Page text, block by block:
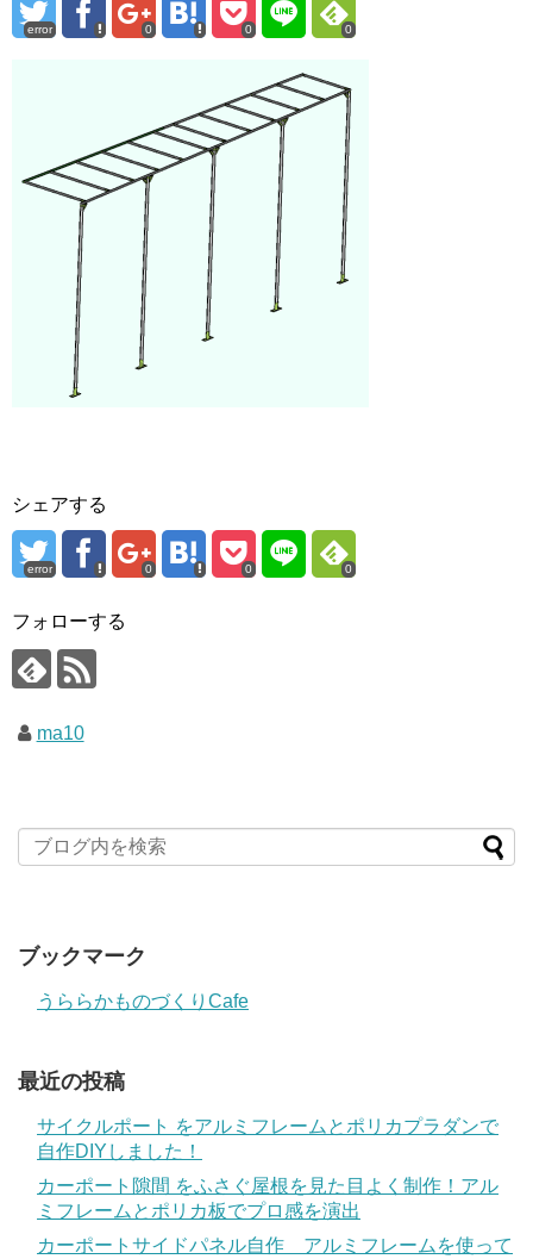
error 0 0 0
シェアする
error 0 0 0
フォローする
ma10
ブックマーク
うららかものづくりCafe
最近の投稿
サイクルポート をアルミフレームとポリカプラダンで
自作DIYしました！
カーポート隙間 をふさぐ屋根を見た目よく制作！アル
ミフレームとポリカ板でプロ感を演出
カーポートサイドパネル自作 アルミフレームを使って